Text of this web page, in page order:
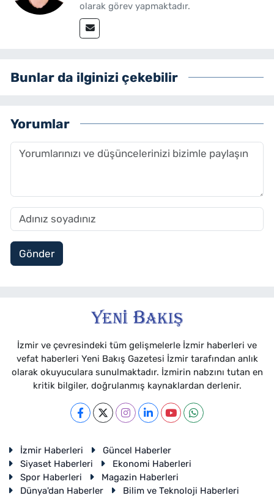
olarak görev yapmaktadır.
Bunlar da ilginizi çekebilir
Yorumlar
Gönder
İzmir ve çevresindeki tüm gelişmelerle İzmir haberleri ve
vefat haberleri Yeni Bakış Gazetesi İzmir tarafından anlık
olarak okuyuculara sunulmaktadır. İzmirin nabzını tutan en
kritik bilgiler, doğrulanmış kaynaklardan derlenir.
İzmir Haberleri
Güncel Haberler
Siyaset Haberleri
Ekonomi Haberleri
Spor Haberleri
Magazin Haberleri
Dünya'dan Haberler
Bilim ve Teknoloji Haberleri